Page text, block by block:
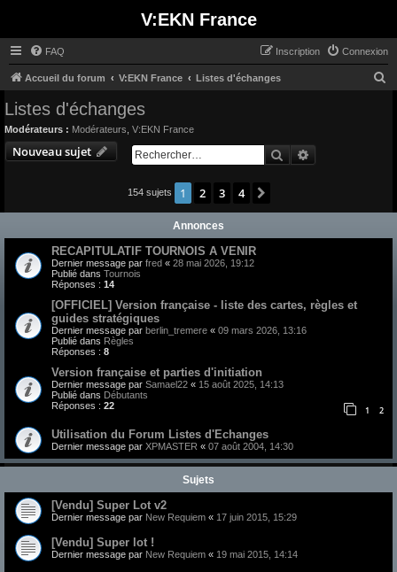
V:EKN France
FAQ Connexion
Inscription
Accueil du forum V:EKN France Listes d'échanges
Listes d'échanges
Modérateurs : Modérateurs V:EKN France
Nouveau sujet Rechercher
154 sujets 1 2 3 4
Annonces
RECAPITULATIF TOURNOIS A VENIR
Dernier message par fred « 28 mai 2026, 19:12
Publié dans Tournois
Réponses : 14
[OFFICIEL] Version française - liste des cartes, règles et
guides stratégiques
Dernier message par berlin_tremere « 09 mars 2026, 13:16
Publié dans Règles
Réponses : 8
Version française et parties d'initiation
Dernier message par Samael22 « 15 août 2025, 14:13
Publié dans Débutants
Réponses : 22 1 2
Utilisation du Forum Listes d'Echanges
Dernier message par XPMASTER « 07 août 2004, 14:30
Sujets
[Vendu] Super Lot v2
Dernier message par New Requiem « 17 juin 2015, 15:29
[Vendu] Super lot !
Dernier message par New Requiem « 19 mai 2015, 14:14